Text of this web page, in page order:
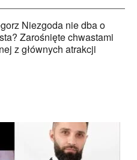
Niezgoda nie dba o
Zarośnięte chwastami
z głównych atrakcji